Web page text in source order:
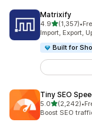
Matrixify
4.9별 5개 중
(1,357)
총 리뷰 1357개
•
Import, Export,
Built for
Tiny SEO
5.0별 5개 중
(2,242)
총 리뷰 2242개
•
Boost SEO